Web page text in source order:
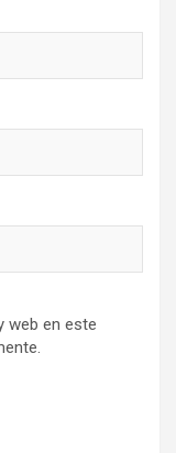
web en este